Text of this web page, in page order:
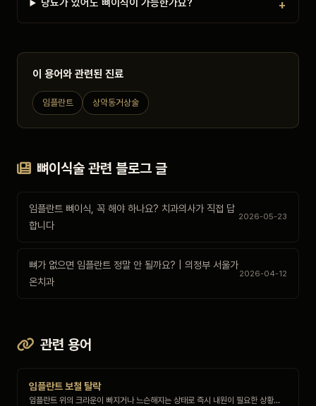
당뇨가 있어도 뼈이식이 가능한가요?
이 용어와 관련된 진료
임플란트 상악동거상술
뼈이식술 관련 블로그 글
임플란트 뼈이식, 꼭 해야 하나요? 치과의사가 직접 답
합니다
2026-05-23
뼈가 없으면 임플란트 정말 안 될까요? | 의정부 서울가
온치과
2026-04-12
관련 용어
임플란트 보철 탈락
임플란트 위의 크라운이 빠지거나 느슨해지는 상태로 즉시 내원이 필요한 상황…